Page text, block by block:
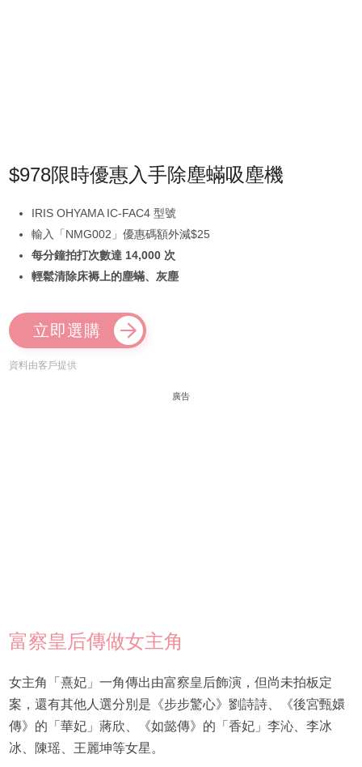
$978限時優惠入手除塵蟎吸塵機
IRIS OHYAMA IC-FAC4 型號
輸入「NMG002」優惠碼額外減$25
每分鐘拍打次數達 14,000 次
輕鬆清除床褥上的塵蟎、灰塵
立即選購
資料由客戶提供
廣告
富察皇后傳做女主角
女主角「熹妃」一角傳出由富察皇后飾演，但尚未拍板定
案，還有其他人選分別是《步步驚心》劉詩詩、《後宮甄嬛
傳》的「華妃」蔣欣、《如懿傳》的「香妃」李沁、李冰
冰、陳瑶、王麗坤等女星。